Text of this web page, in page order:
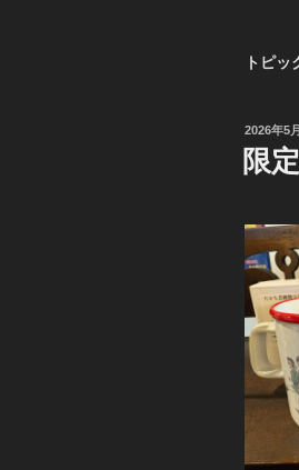
トピッ
投
稿
日:
2026年5
限